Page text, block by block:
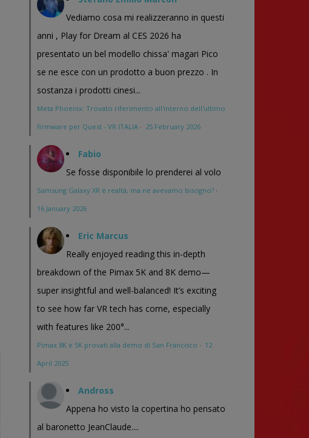
Vediamo cosa mi realizzeranno in questi
anni , Play for Dream al CES 2026 ha
presentato un bel modello chissa' magari Pico
se ne esce con un prodotto a buon prezzo . In
sostanza i prodotti cinesi...
Meta Phoenix: Trovato riferimento all'interno dell'ultimo
firmware per Quest - VR ITALIA · 25 February 2026
Fabio
Se fosse disponibile lo prenderei al volo
Samsung Galaxy XR è realtà, ma ne avevamo bisogno? ·
16 January 2026
Eric Marcus
Really enjoyed reading this in-depth
breakdown of the Pimax 5K and 8K demo—
super insightful and well-balanced! It’s exciting
to see how far VR tech has come, especially
with features like 200°...
Pimax 8K e 5K provati alla demo di San Francisco · 12
April 2025
Andross
Appena ho visto la copertina ho pensato
al baronetto JeanClaude....